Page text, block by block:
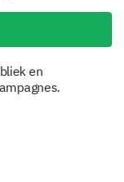
en